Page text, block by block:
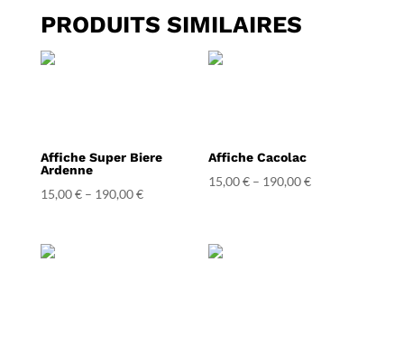
PRODUITS SIMILAIRES
Affiche Super Biere
Ardenne
15,00€– 190,00€
Affiche Cacolac
15,00€ – 190,00€